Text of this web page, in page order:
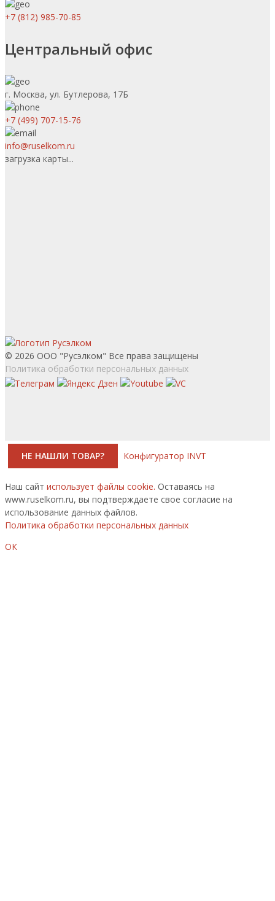
+7 (812) 985-70-85
Центральный офис
г. Москва, ул. Бутлерова, 17Б
+7 (499) 707-15-76
info@ruselkom.ru
загрузка карты...
© 2026 ООО "Русэлком" Все права защищены
Политика обработки персональных данных
НЕ НАШЛИ ТОВАР? Конфигуратор INVT
Наш сайт использует файлы cookie. Оставаясь на
www.ruselkom.ru, вы подтверждаете свое согласие на
использование данных файлов.
Политика обработки персональных данных
ОК